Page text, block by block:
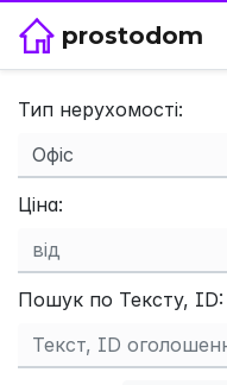
prostodom
Тип нерухомості:
Ціна:
Пошук по Тексту, ID: